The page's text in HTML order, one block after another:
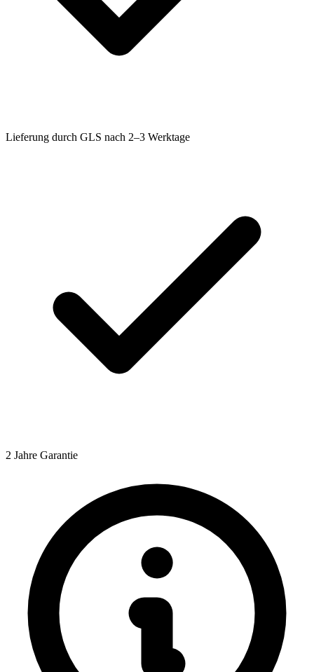
Lieferung durch GLS nach 2–3 Werktage
2 Jahre Garantie